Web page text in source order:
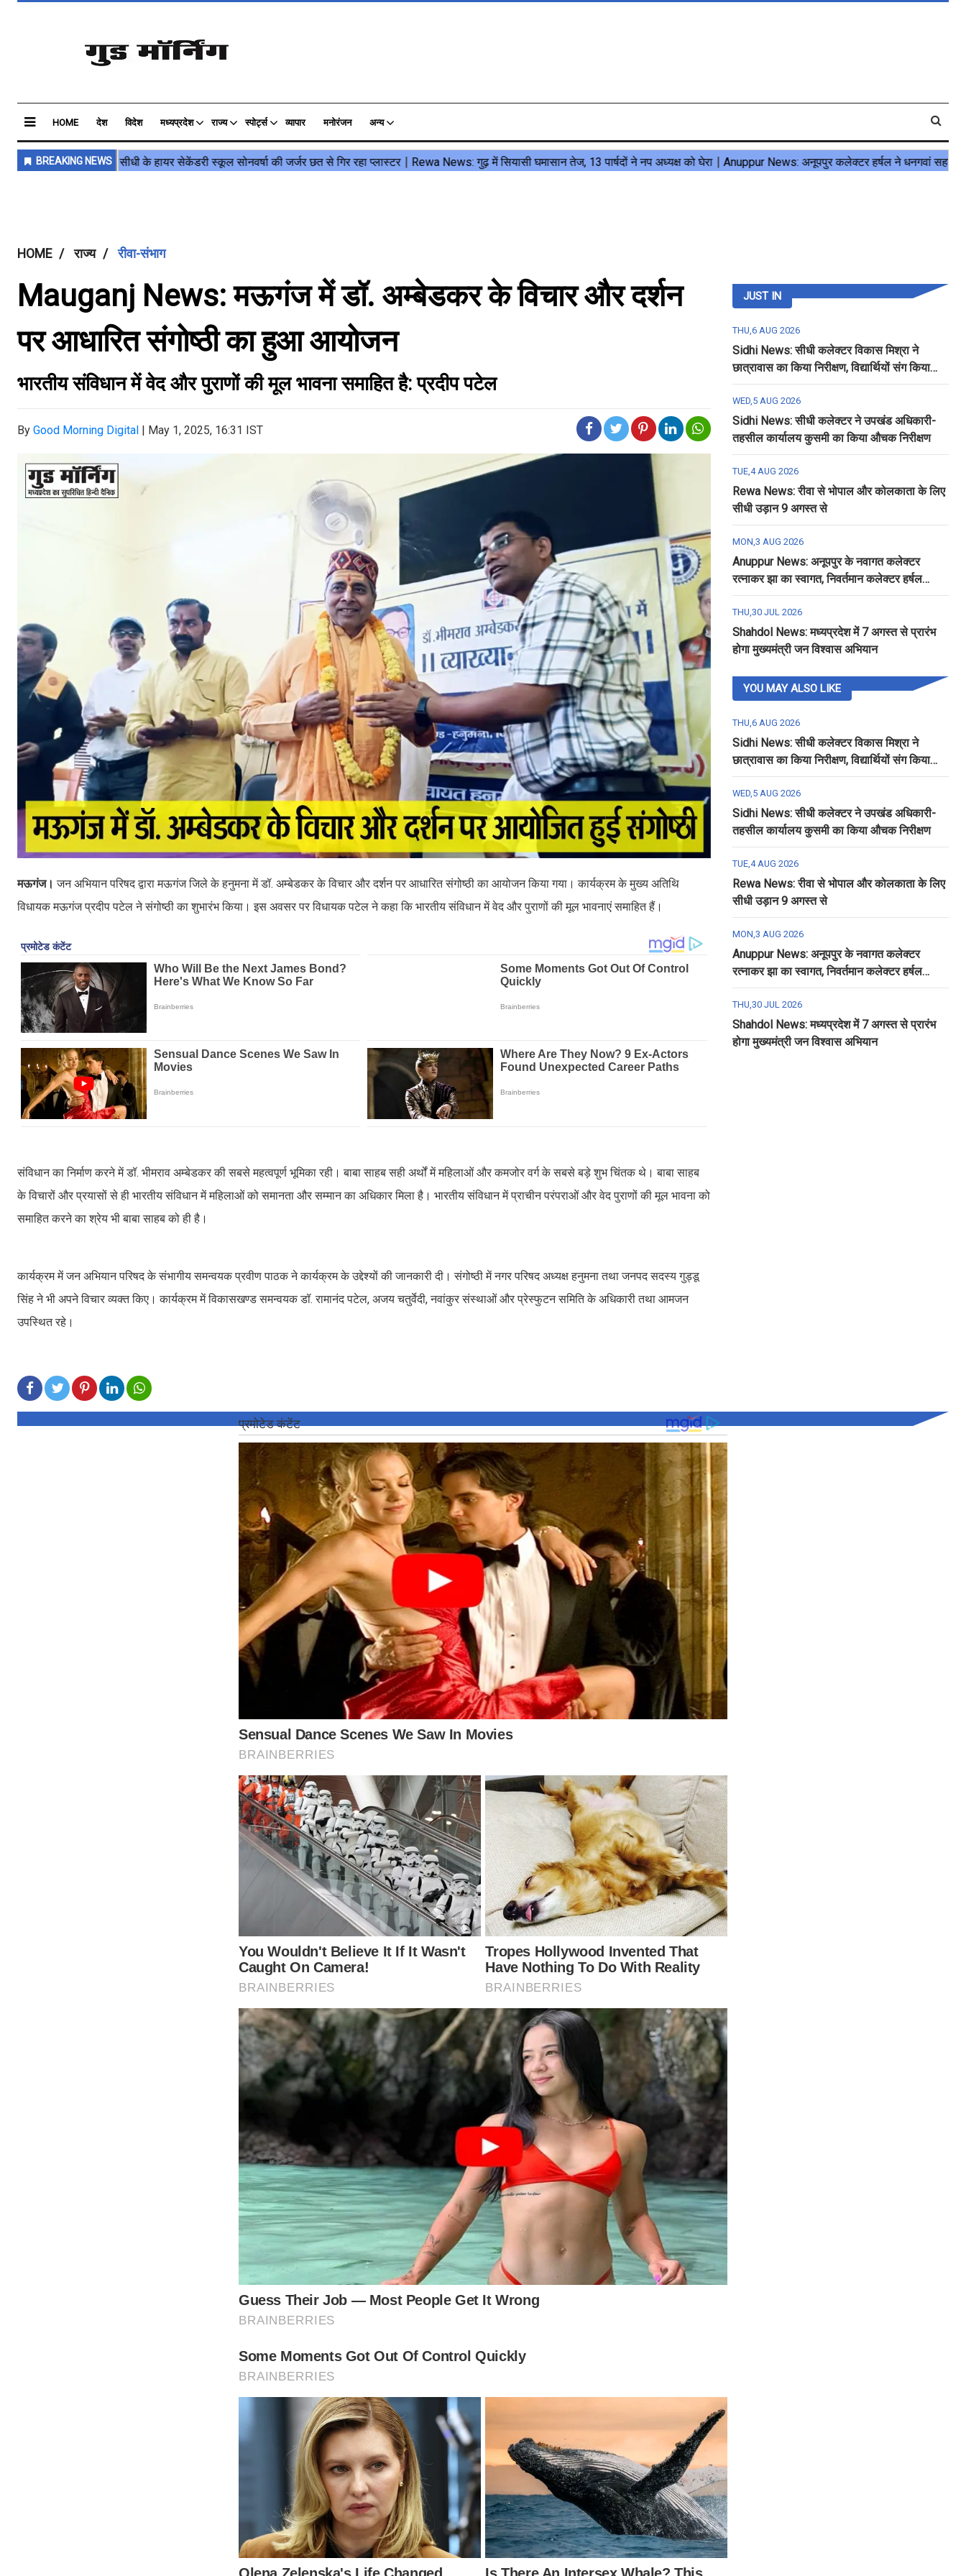
HOME देश विदेश मध्यप्रदेश राज्य स्पोर्ट्स व्यापार मनोरंजन अन्य
HOME राज्य रीवा-संभाग
Mauganj News: मऊगंज में डॉ. अम्बेडकर के विचार और दर्शन
पर आधारित संगोष्ठी का हुआ आयोजन
भारतीय संविधान में वेद और पुराणों की मूल भावना समाहित है: प्रदीप पटेल
By Good Morning Digital | May 1, 2025, 16:31 IST
मऊगंज।जन अभियान परिषद द्वारा मऊगंज जिले के हनुमना में डॉ. अम्बेडकर के विचार और दर्शन पर आधारित संगोष्ठी का आयोजन किया गया। कार्यक्रम के मुख्य अतिथि
विधायक मऊगंज प्रदीप पटेल ने संगोष्ठी का शुभारंभ किया। इस अवसर पर विधायक पटेल ने कहा कि भारतीय संविधान में वेद और पुराणों की मूल भावनाएं समाहित हैं।
संविधान का निर्माण करने में डॉ. भीमराव अम्बेडकर की सबसे महत्वपूर्ण भूमिका रही। बाबा साहब सही अर्थों में महिलाओं और कमजोर वर्ग के सबसे बड़े शुभ चिंतक थे। बाबा साहब
के विचारों और प्रयासों से ही भारतीय संविधान में महिलाओं को समानता और सम्मान का अधिकार मिला है। भारतीय संविधान में प्राचीन परंपराओं और वेद पुराणों की मूल भावना को
समाहित करने का श्रेय भी बाबा साहब को ही है।
कार्यक्रम में जन अभियान परिषद के संभागीय समन्वयक प्रवीण पाठक ने कार्यक्रम के उद्देश्यों की जानकारी दी। संगोष्ठी में नगर परिषद अध्यक्ष हनुमना तथा जनपद सदस्य गुड्डू
सिंह ने भी अपने विचार व्यक्त किए। कार्यक्रम में विकासखण्ड समन्वयक डॉ. रामानंद पटेल, अजय चतुर्वेदी, नवांकुर संस्थाओं और प्रेस्फुटन समिति के अधिकारी तथा आमजन
उपस्थित रहे।
JUST IN
THU,6 AUG 2026
Sidhi News: सीधी कलेक्टर विकास मिश्रा ने
छात्रावास का किया निरीक्षण, विद्यार्थियों संग किया
रात्रि भोजन
WED,5 AUG 2026
Sidhi News: सीधी कलेक्टर ने उपखंड अधिकारी-
तहसील कार्यालय कुसमी का किया औचक निरीक्षण
TUE,4 AUG 2026
Rewa News: रीवा से भोपाल और कोलकाता के लिए
सीधी उड़ान 9 अगस्त से
MON,3 AUG 2026
Anuppur News: अनूपपुर के नवागत कलेक्टर
रत्नाकर झा का स्वागत, निवर्तमान कलेक्टर हर्षल
पंचोली को दी गई विदाई
THU,30 JUL 2026
Shahdol News: मध्यप्रदेश में 7 अगस्त से प्रारंभ
होगा मुख्यमंत्री जन विश्वास अभियान
YOU MAY ALSO LIKE
THU,6 AUG 2026
Sidhi News: सीधी कलेक्टर विकास मिश्रा ने
छात्रावास का किया निरीक्षण, विद्यार्थियों संग किया
रात्रि भोजन
WED,5 AUG 2026
Sidhi News: सीधी कलेक्टर ने उपखंड अधिकारी-
तहसील कार्यालय कुसमी का किया औचक निरीक्षण
TUE,4 AUG 2026
Rewa News: रीवा से भोपाल और कोलकाता के लिए
सीधी उड़ान 9 अगस्त से
MON,3 AUG 2026
Anuppur News: अनूपपुर के नवागत कलेक्टर
रत्नाकर झा का स्वागत, निवर्तमान कलेक्टर हर्षल
पंचोली को दी गई विदाई
THU,30 JUL 2026
Shahdol News: मध्यप्रदेश में 7 अगस्त से प्रारंभ
होगा मुख्यमंत्री जन विश्वास अभियान